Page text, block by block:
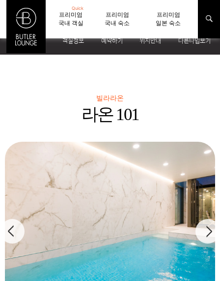
프리미엄
국내 객실
Quick
프리미엄
국내 숙소
프리미엄
일본 숙소
객실정보 예약하기 위치안내 다른타입보기
빌라라온
라온 101